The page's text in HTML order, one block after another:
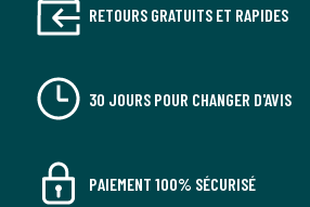
RETOURS GRATUITS ET RAPIDES
30 JOURS POUR CHANGER D'AVIS
PAIEMENT 100% SÉCURISÉ